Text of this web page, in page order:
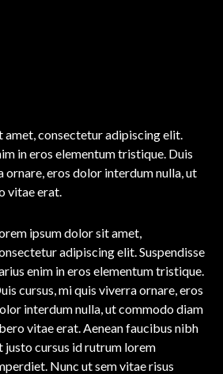
amet, consectetur adipiscing elit.
in eros elementum tristique. Duis
ornare, eros dolor interdum nulla, ut
vitae erat.
ipsum dolor sit amet,
adipiscing elit. Suspendisse
enim in eros elementum tristique.
cursus, mi quis viverra ornare, eros
interdum nulla, ut commodo diam
vitae erat. Aenean faucibus nibh
justo cursus id rutrum lorem
Nunc ut sem vitae risus